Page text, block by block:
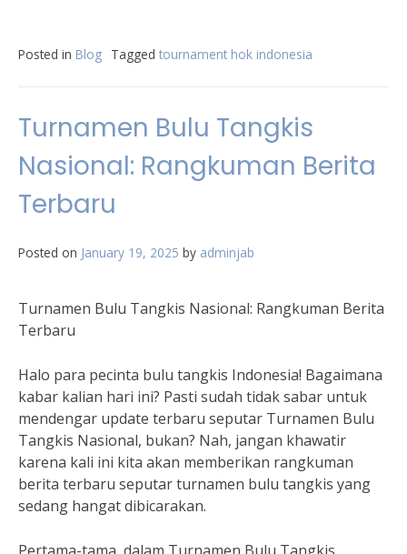
Posted in Blog Tagged tournament hok indonesia
Turnamen Bulu Tangkis
Nasional: Rangkuman Berita
Terbaru
Posted on January 19, 2025 by adminjab
Turnamen Bulu Tangkis Nasional: Rangkuman Berita
Terbaru
Halo para pecinta bulu tangkis Indonesia! Bagaimana
kabar kalian hari ini? Pasti sudah tidak sabar untuk
mendengar update terbaru seputar Turnamen Bulu
Tangkis Nasional, bukan? Nah, jangan khawatir
karena kali ini kita akan memberikan rangkuman
berita terbaru seputar turnamen bulu tangkis yang
sedang hangat dibicarakan.